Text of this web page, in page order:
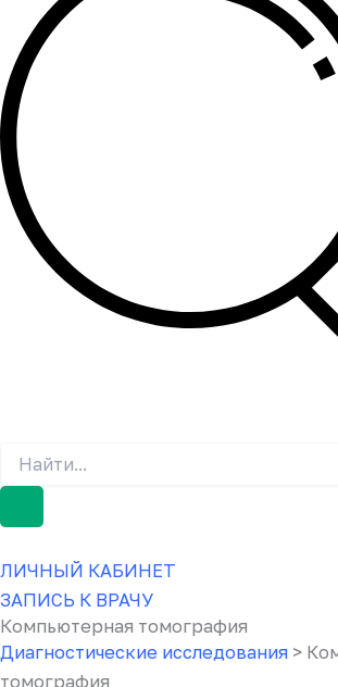
ЛИЧНЫЙ КАБИНЕТ
ЗАПИСЬ К ВРАЧУ
Компьютерная томография
Диагностические исследования >
томография